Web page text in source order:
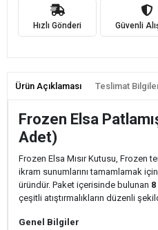
Hızlı Gönderi Güvenli
Ürün Açıklaması Teslimat
Frozen Elsa
Adet)
Frozen Elsa Mısır Kutusu, Frozen
ikram sunumlarını tamamlamak
üründür. Paket içerisinde bulunan
çeşitli atıştırmalıkların düzenli
Genel Bilgiler